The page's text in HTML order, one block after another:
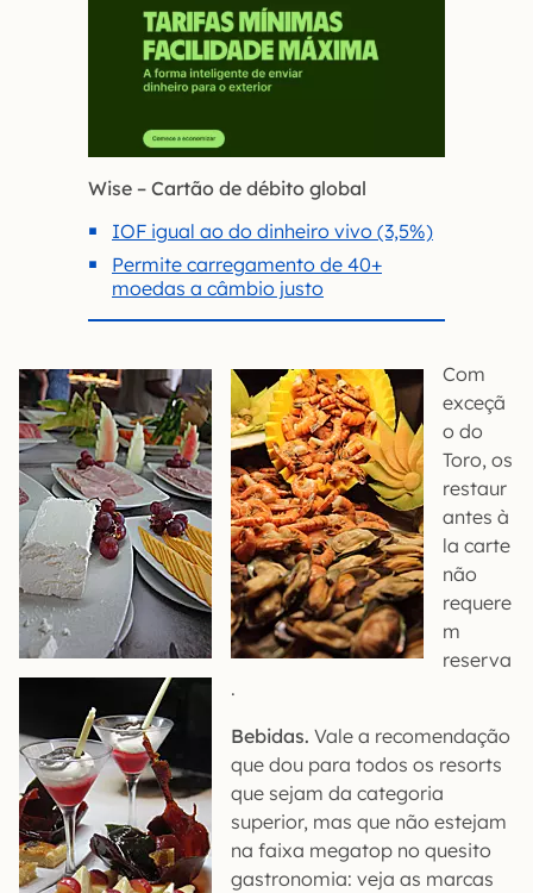
Wise – Cartão de débito global
IOF igual ao do dinheiro vivo (3,5%)
Permite carregamento de 40+
moedas a câmbio justo
Com
exceçã
o do
Toro, os
restaur
antes à
la carte
não
requere
m
reserva
.
Bebidas. Vale a recomendação
que dou para todos os resorts
que sejam da categoria
superior, mas que não estejam
na faixa megatop no quesito
gastronomia: veja as marcas